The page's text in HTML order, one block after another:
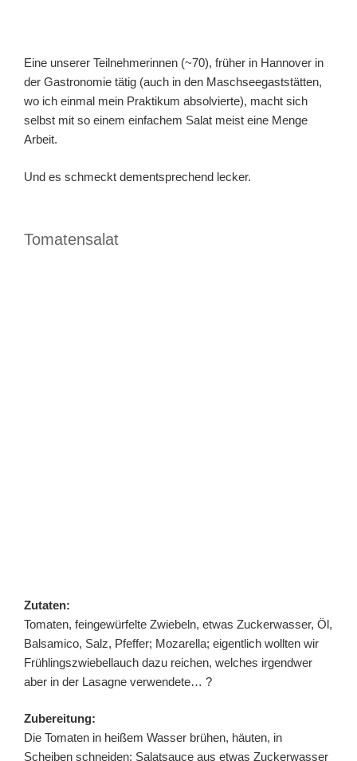
Eine unserer Teilnehmerinnen (~70), früher in Hannover in
der Gastronomie tätig (auch in den Maschseegaststätten,
wo ich einmal mein Praktikum absolvierte), macht sich
selbst mit so einem einfachem Salat meist eine Menge
Arbeit.
Und es schmeckt dementsprechend lecker.
Tomatensalat
Zutaten:
Tomaten, feingewürfelte Zwiebeln, etwas Zuckerwasser, Öl,
Balsamico, Salz, Pfeffer; Mozarella; eigentlich wollten wir
Frühlingszwiebellauch dazu reichen, welches irgendwer
aber in der Lasagne verwendete… ?
Zubereitung:
Die Tomaten in heißem Wasser brühen, häuten, in
Scheiben schneiden; Salatsauce aus etwas Zuckerwasser